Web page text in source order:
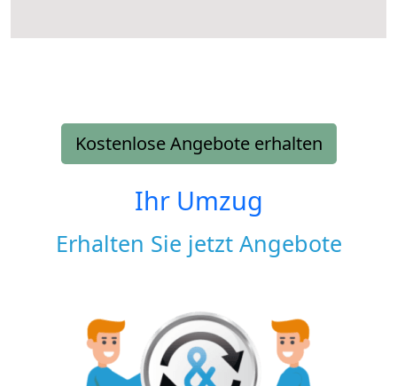
Kostenlose Angebote erhalten
Ihr Umzug
Erhalten Sie jetzt Angebote